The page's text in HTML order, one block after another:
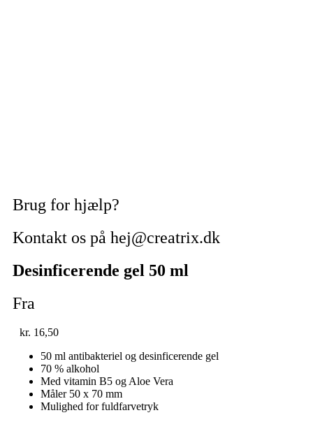
Brug for hjælp?
Kontakt os på hej@creatrix.dk
Desinficerende gel 50 ml
Fra
kr. 16,50
50 ml antibakteriel og desinficerende gel
70 % alkohol
Med vitamin B5 og Aloe Vera
Måler 50 x 70 mm
Mulighed for fuldfarvetryk